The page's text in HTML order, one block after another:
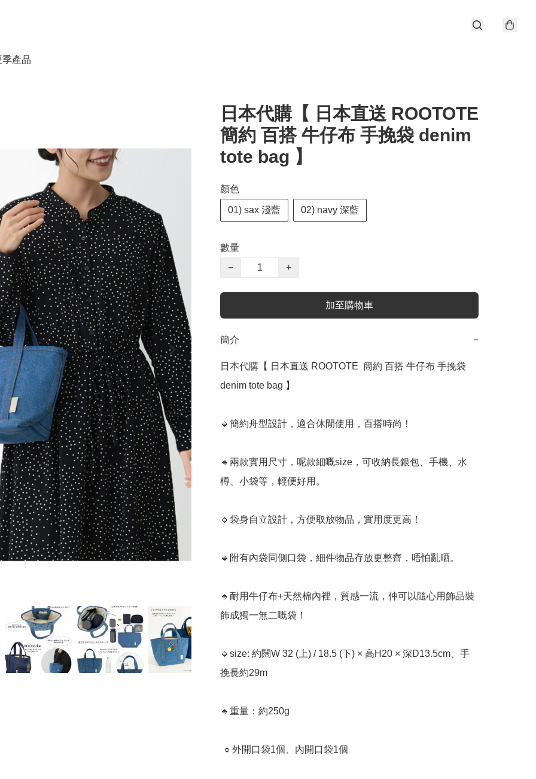
產品
日本代購【 日本直送 ROOTOTE
簡約 百搭 牛仔布 手挽袋 denim
tote bag 】
顏色
01) sax 淺藍 02) navy 深藍
數量
−
+
加至購物車
簡介 −
日本代購【 日本直送 ROOTOTE  簡約 百搭 牛仔布 手挽袋
denim tote bag 】﻿﻿
🔹簡約舟型設計，適合休閒使用，百搭時尚！
🔹兩款實用尺寸，呢款細嘅size，可收納長銀包、手機、水
樽、小袋等，輕便好用。
🔹袋身自立設計，方便取放物品，實用度更高！
🔹附有內袋同側口袋，細件物品存放更整齊，唔怕亂晒。
🔹耐用牛仔布+天然棉內裡，質感一流，仲可以隨心用飾品裝
飾成獨一無二嘅袋！
🔹size: 約闊W 32 (上) / 18.5 (下) × 高H20 × 深D13.5cm、手
挽長約29m
🔹重量：約250g